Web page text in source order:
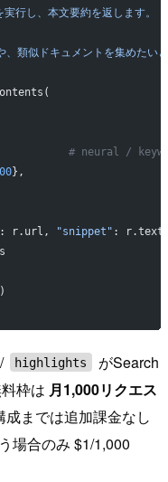
行し、本文要約を返します。
類似ドキュメントを集めたい
# neural /
},
: r.url, "snippet" :
/ highlights
がSearch
枠は 月1,000リクエス
成までは追加課金なし
場合のみ $1/1,000